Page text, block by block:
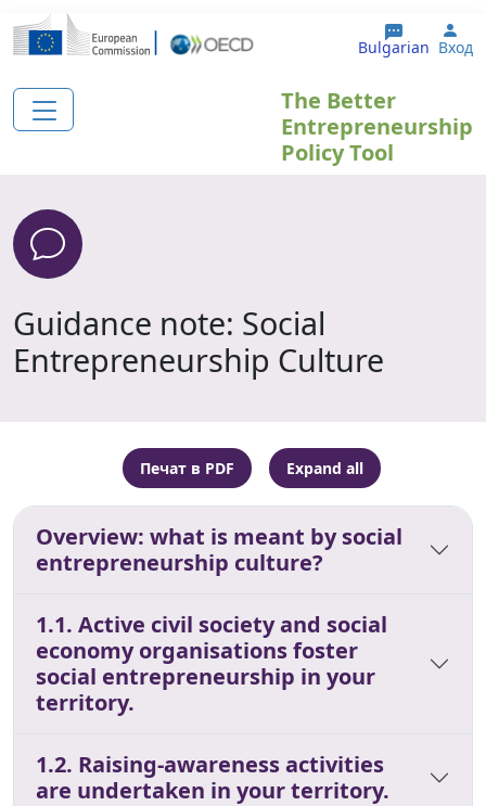
Премини към основното съдържание
Bulgarian Вход
The Better
Entrepreneurship
Policy Tool
Guidance note: Social
Entrepreneurship Culture
Печат в PDF Expand all
Overview: what is meant by social
entrepreneurship culture?
1.1. Active civil society and social
economy organisations foster
social entrepreneurship in your
territory.
1.2. Raising-awareness activities
are undertaken in your territory.